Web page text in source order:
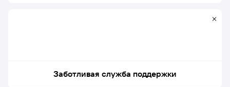
Заботливая служба поддержки